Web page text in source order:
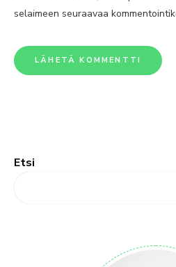
selaimeen seuraavaa
Etsi